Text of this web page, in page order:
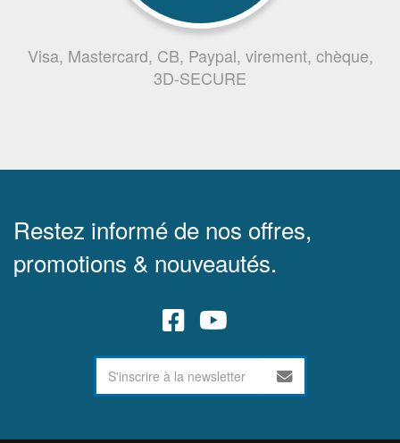
Visa, Mastercard, CB, Paypal, virement, chèque,
3D-SECURE
Restez informé de nos offres,
promotions & nouveautés.